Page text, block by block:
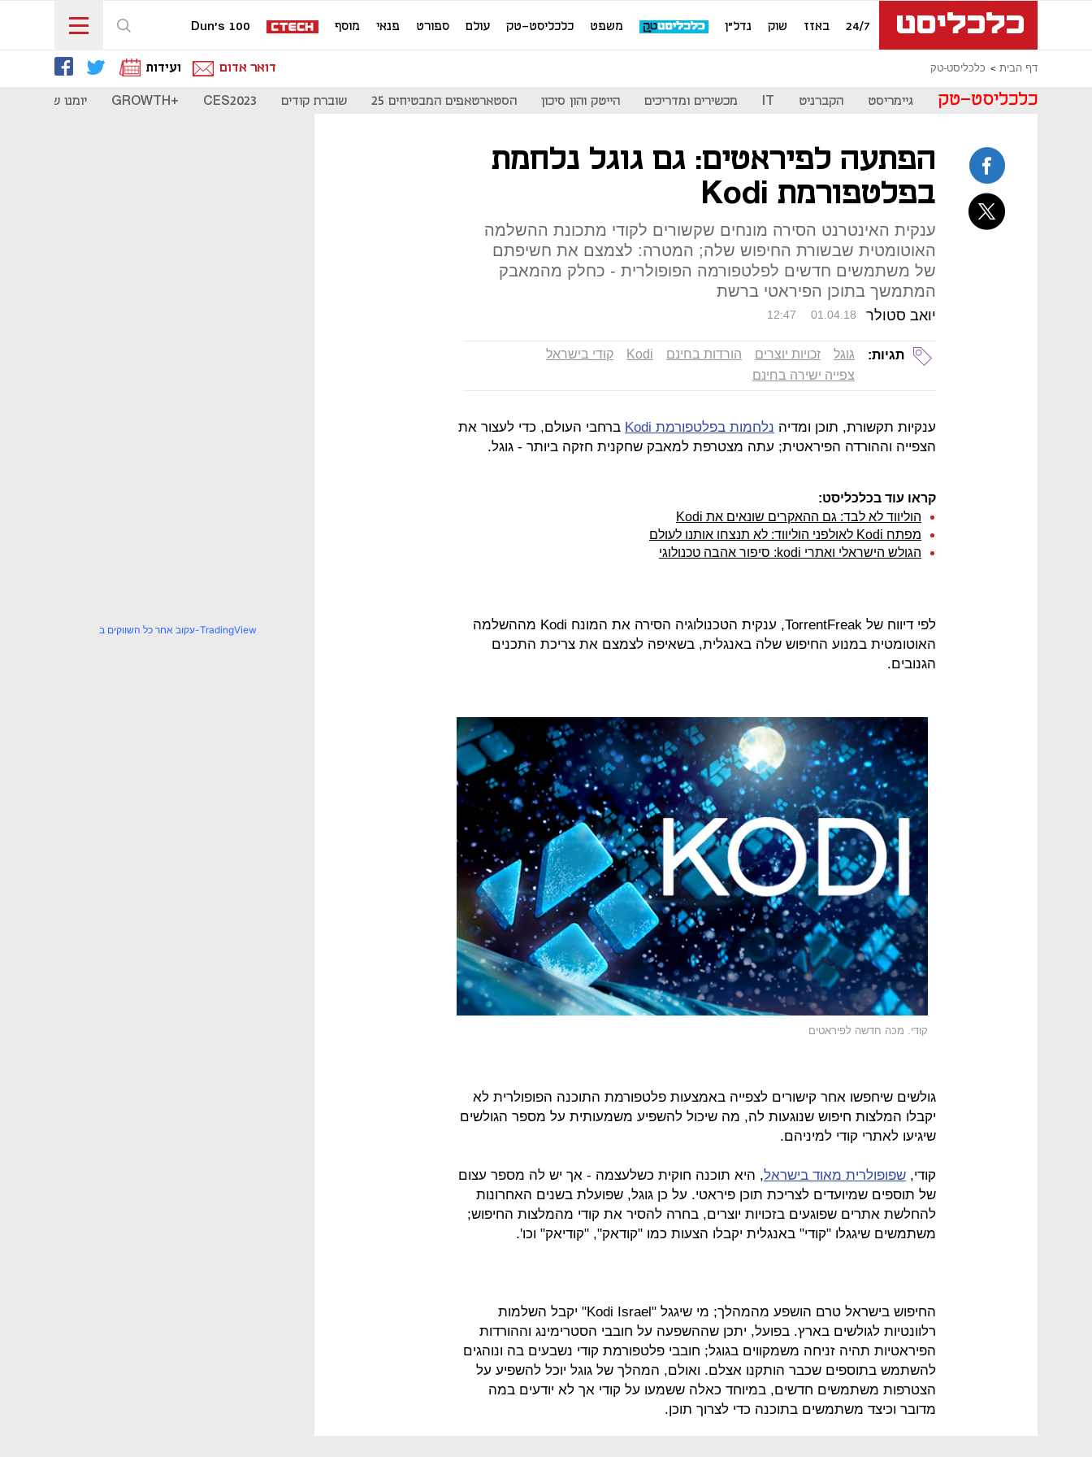
24/7 באזז שוק נדל"ן משפט כלכליסט-טק עולם ספורט פנאי מוסף Dun's 100
דף הבית כלכליסט-טק דואר אדום ועידות
כלכליסט-טק גיימריסט הקברניט IT מכשירים ומדריכים הייטק והון סיכון הסטארטאפים המבטיחים 25 שוברת קודים CES2023
+GROWTH יומנו של
הפתעה לפיראטים: גם גוגל נלחמת
בפלטפורמת Kodi
ענקית האינטרנט הסירה מונחים שקשורים לקודי מתכונת ההשלמה
האוטומטית שבשורת החיפוש שלה; המטרה: לצמצם את חשיפתם
של משתמשים חדשים לפלטפורמה הפופולרית - כחלק מהמאבק
המתמשך בתוכן הפיראטי ברשת
יואב סטולר 12:47 01.04.18
תגיות: גוגל זכויות יוצרים הורדות בחינם Kodi
קודי בישראל
צפייה ישירה בחינם
ענקיות תקשורת, תוכן ומדיה נלחמות בפלטפורמת Kodi
ברחבי העולם, כדי לעצור את
הצפייה וההורדה הפיראטית; עתה מצטרפת למאבק שחקנית חזקה ביותר - גוגל.
קראו עוד בכלכליסט:
הוליווד לא לבד: גם ההאקרים שונאים את Kodi
מפתח Kodi לאולפני הוליווד: לא תנצחו אותנו לעולם
הגולש הישראלי ואתרי kodi: סיפור אהבה טכנולוגי
לפי דיווח של TorrentFreak, ענקית הטכנולוגיה הסירה את המונח Kodi מההשלמה
האוטומטית במנוע החיפוש שלה באנגלית, בשאיפה לצמצם את צריכת התכנים
הגנובים.
קודי. מכה חדשה לפיראטים
גולשים שיחפשו אחר קישורים לצפייה באמצעות פלטפורמת התוכנה הפופולרית לא
יקבלו המלצות חיפוש שנוגעות לה, מה שיכול להשפיע משמעותית על מספר הגולשים
שיגיעו לאתרי קודי למיניהם.
קודי, שפופולרית מאוד בישראל, היא תוכנה חוקית כשלעצמה - אך יש לה מספר עצום
של תוספים שמיועדים לצריכת תוכן פיראטי. על כן גוגל, שפועלת בשנים האחרונות
להחלשת אתרים שפוגעים בזכויות יוצרים, בחרה להסיר את קודי מהמלצות החיפוש;
משתמשים שיגגלו "קודי" באנגלית יקבלו הצעות כמו "קודאק", "קודיאק" וכו'.
החיפוש בישראל טרם הושפע מהמהלך; מי שיגגל "Kodi Israel" יקבל השלמות
רלוונטיות לגולשים בארץ. בפועל, יתכן שההשפעה על חובבי הסטרימינג וההורדות
הפיראטיות תהיה זניחה משמקווים בגוגל; חובבי פלטפורמת קודי נשבעים בה ונוהגים
להשתמש בתוספים שכבר הותקנו אצלם. ואולם, המהלך של גוגל יוכל להשפיע על
הצטרפות משתמשים חדשים, במיוחד כאלה ששמעו על קודי אך לא יודעים במה
מדובר וכיצד משתמשים בתוכנה כדי לצרוך תוכן.
עקוב אחר כל השווקים ב-TradingView